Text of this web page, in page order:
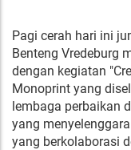
Pagi cerah hari ini
Benteng Vredeburg
dengan kegiatan
Monoprint yang
lembaga perbaikan
yang
yang berkolaborasi